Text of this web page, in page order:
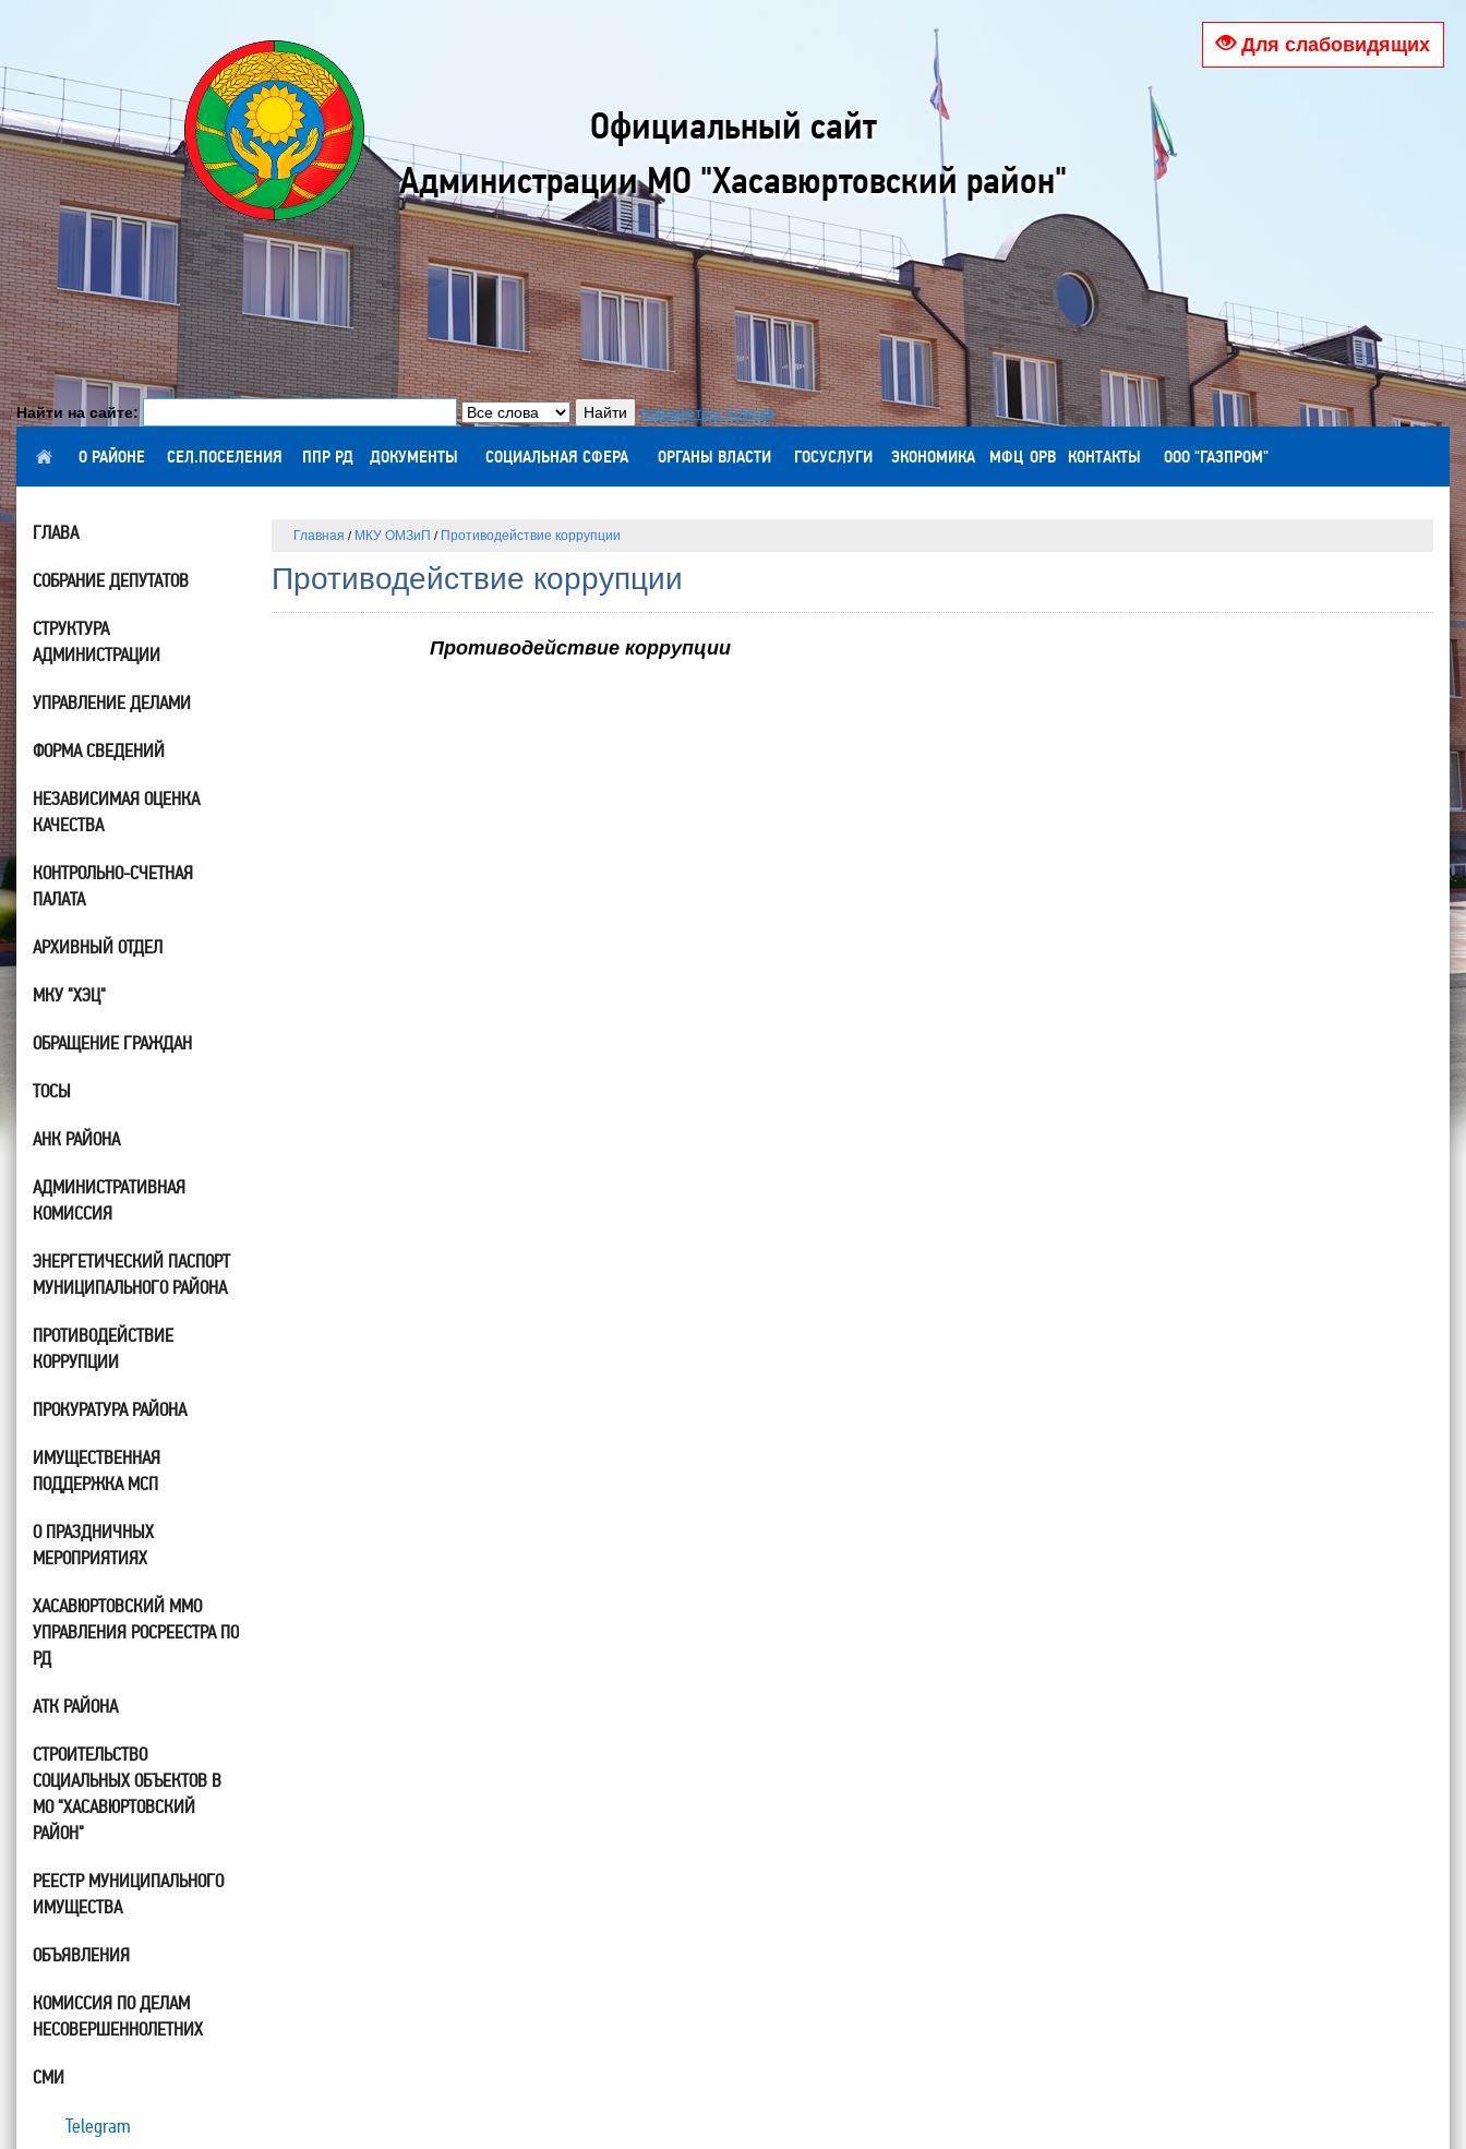
Для слабовидящих
Официальный сайт
Администрации МО "Хасавюртовский район"
Найти на сайте: параметры поиска
ГЛАВНАЯ О РАЙОНЕ СЕЛ.ПОСЕЛЕНИЯ ППР РД ДОКУМЕНТЫ СОЦИАЛЬНАЯ СФЕРА ОРГАНЫ ВЛАСТИ ГОСУСЛУГИ ЭКОНОМИКА МФЦ ОРВ КОНТАКТЫ ООО "ГАЗПРОМ"
Главная / МКУ ОМЗиП / Противодействие коррупции
Противодействие коррупции
Противодействие коррупции
ГЛАВА
СОБРАНИЕ ДЕПУТАТОВ
СТРУКТУРА
АДМИНИСТРАЦИИ
УПРАВЛЕНИЕ ДЕЛАМИ
ФОРМА СВЕДЕНИЙ
НЕЗАВИСИМАЯ ОЦЕНКА
КАЧЕСТВА
КОНТРОЛЬНО-СЧЕТНАЯ
ПАЛАТА
АРХИВНЫЙ ОТДЕЛ
МКУ "ХЭЦ"
ОБРАЩЕНИЕ ГРАЖДАН
ТОСЫ
АНК РАЙОНА
АДМИНИСТРАТИВНАЯ
КОМИССИЯ
ЭНЕРГЕТИЧЕСКИЙ ПАСПОРТ
МУНИЦИПАЛЬНОГО РАЙОНА
ПРОТИВОДЕЙСТВИЕ
КОРРУПЦИИ
ПРОКУРАТУРА РАЙОНА
ИМУЩЕСТВЕННАЯ
ПОДДЕРЖКА МСП
О ПРАЗДНИЧНЫХ
МЕРОПРИЯТИЯХ
ХАСАВЮРТОВСКИЙ ММО
УПРАВЛЕНИЯ РОСРЕЕСТРА ПО
РД
АТК РАЙОНА
СТРОИТЕЛЬСТВО
СОЦИАЛЬНЫХ ОБЪЕКТОВ В
МО "ХАСАВЮРТОВСКИЙ
РАЙОН"
РЕЕСТР МУНИЦИПАЛЬНОГО
ИМУЩЕСТВА
ОБЪЯВЛЕНИЯ
КОМИССИЯ ПО ДЕЛАМ
НЕСОВЕРШЕННОЛЕТНИХ
СМИ
Telegram